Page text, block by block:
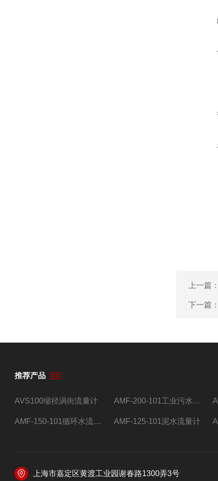
上一篇
下一篇
推荐产品
AVS100缩径涡街流量计 AMF-200-101工业污水流量计
AMF-150-101循环水流量计,电磁流量计 AMF-125-101泥水流量计
上海市嘉定区黄渡工业园谢春路1300弄3号